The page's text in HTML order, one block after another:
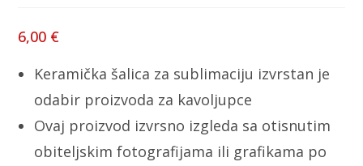
6,00 €
Keramička šalica za sublimaciju izvrstan je
odabir proizvoda za kavoljupce
Ovaj proizvod izvrsno izgleda sa otisnutim
obiteljskim fotografijama ili grafikama po